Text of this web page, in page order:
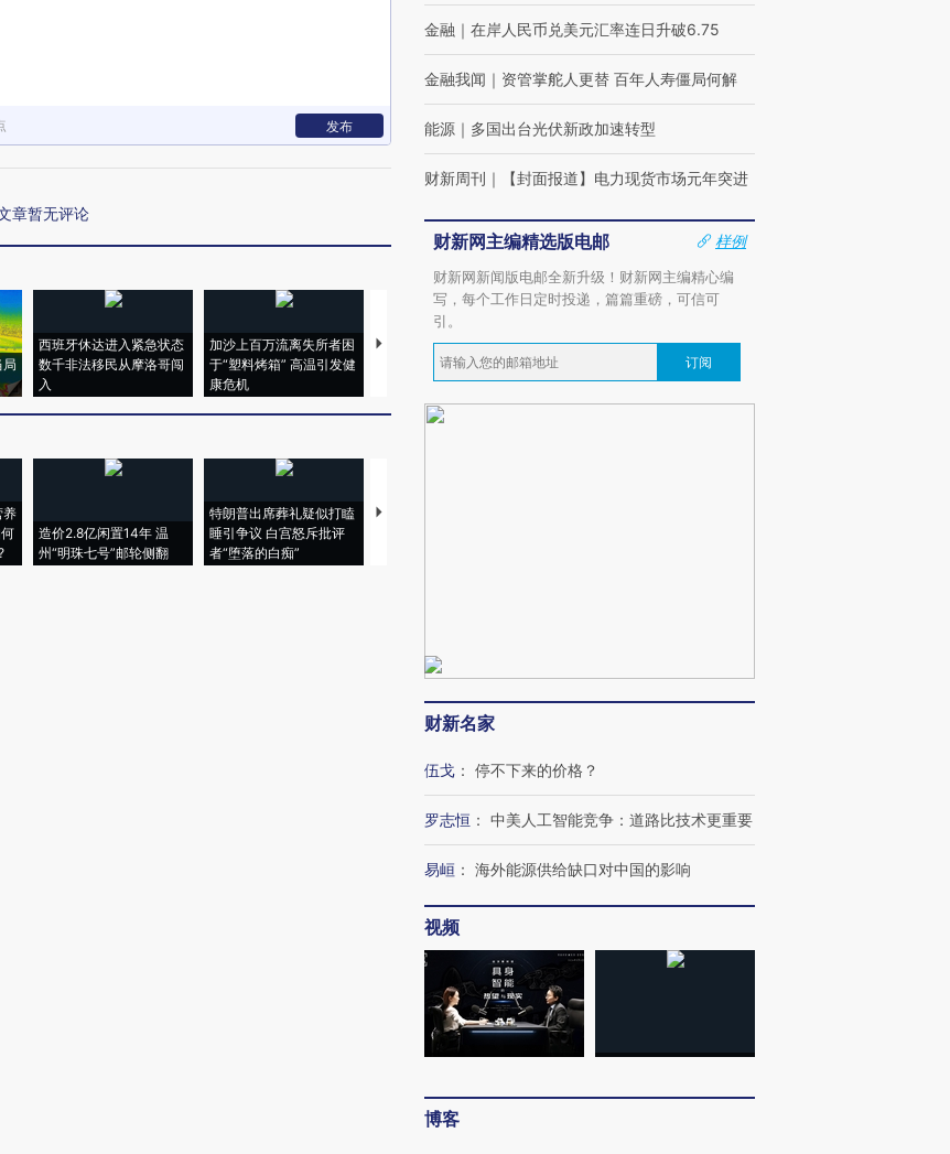
发布
章暂无评论
西班牙休达进入紧急状态
数千非法移民从摩洛哥闯
入
加沙上百万流离失所者困
于“塑料烤箱” 高温引发健
康危机
视线｜HYROX的吸金
术：是什么让中产们甘
心“花钱找虐”？
马航飞行员跨国走私7万
粒摇头丸 尿检体内含3种
毒品
视线｜被称为“蟑螂”的印
育部长拱下台
养
造价2.8亿闲置14年 温
州“明珠七号”邮轮侧翻
特朗普出席葬礼疑似打瞌
睡引争议 白宫怒斥批评
者“堕落的白痴”
视线｜全球最热百城独占
金融 ｜ 在岸人民币兑美元汇率连日升破6.75
金融我闻 ｜ 资管掌舵人更替 百年人寿僵局何解
能源 ｜ 多国出台光伏新政加速转型
财新周刊 ｜ 【封面报道】电力现货市场元年突进
财新网主编精选版电邮
样例
财新网新闻版电邮全新升级！财新网主编精心编
写，每个工作日定时投递，篇篇重磅，可信可
引。
订阅
财新名家
伍戈 ： 停不下来的价格？
罗志恒 ： 中美人工智能竞争：道路比技术更重要
易峘 ： 海外能源供给缺口对中国的影响
视频
博客